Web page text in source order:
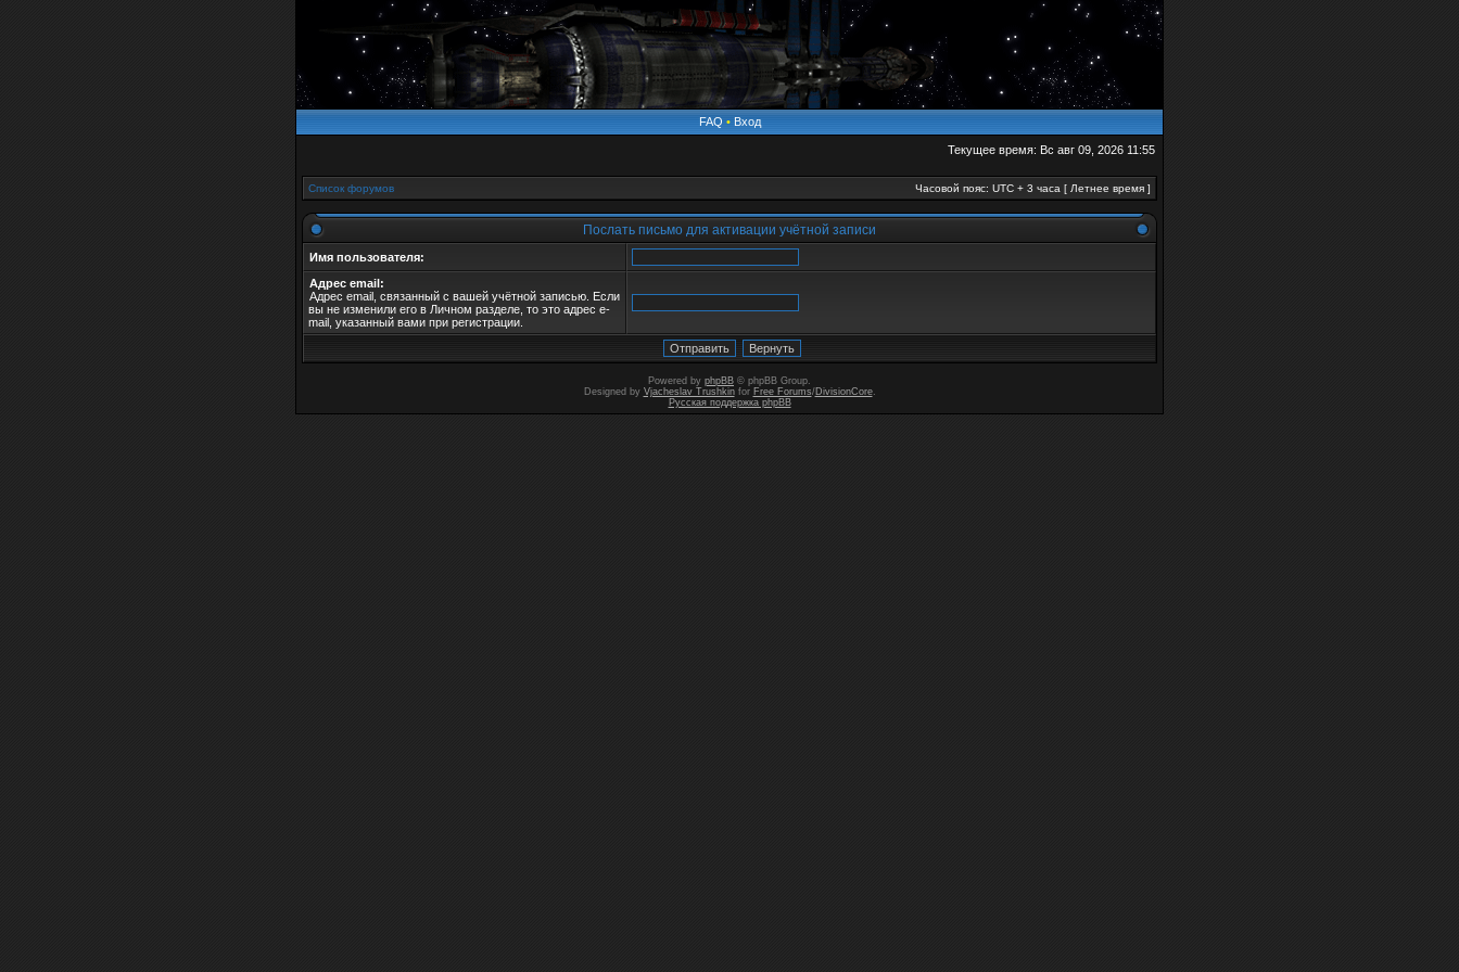
FAQ • Вход
Текущее время: Вс авг 09, 2026 11:55
Список форумов Часовой пояс: UTC + 3 часа [ Летнее время ]
Послать письмо для активации учётной записи
Имя пользователя:
Адрес email:
Адрес email, связанный с вашей учётной записью. Если
вы не изменили его в Личном разделе, то это адрес e-
mail, указанный вами при регистрации.
Powered by phpBB © phpBB Group.
Designed by Vjacheslav Trushkinfor Free Forums/DivisionCore.
Русская поддержка phpBB